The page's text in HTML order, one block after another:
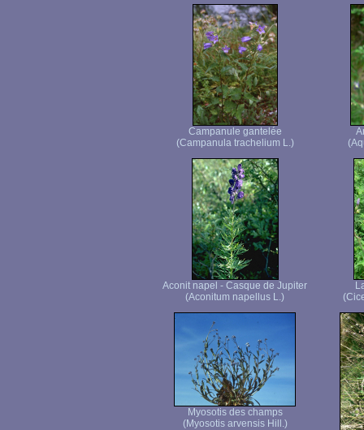
Campanule gantelée
(Campanula trachelium L.)
Aconit napel - Casque de Jupiter
(Aconitum napellus L.)
Myosotis des champs
(Myosotis arvensis Hill.)